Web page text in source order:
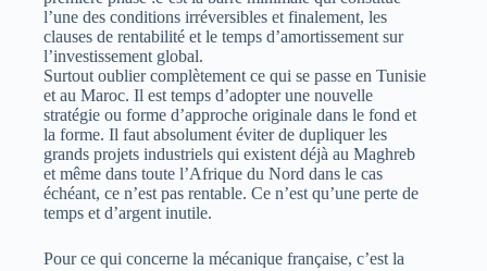
l’une des conditions irréversibles et finalement, les
clauses de rentabilité et le temps d’amortissement sur
l’investissement global.
Surtout oublier complètement ce qui se passe en Tunisie
et au Maroc. Il est temps d’adopter une nouvelle
stratégie ou forme d’approche originale dans le fond et
la forme. Il faut absolument éviter de dupliquer les
grands projets industriels qui existent déjà au Maghreb
et même dans toute l’Afrique du Nord dans le cas
échéant, ce n’est pas rentable. Ce n’est qu’une perte de
temps et d’argent inutile.
Pour ce qui concerne la mécanique française, c’est la